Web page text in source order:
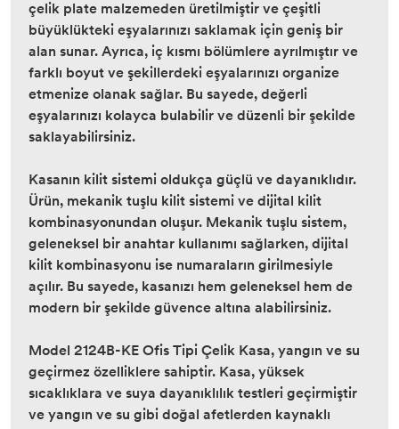
çelik plate malzemeden üretilmiştir ve çeşitli
büyüklükteki eşyalarınızı saklamak için geniş bir
alan sunar. Ayrıca, iç kısmı bölümlere ayrılmıştır ve
farklı boyut ve şekillerdeki eşyalarınızı organize
etmenize olanak sağlar. Bu sayede, değerli
eşyalarınızı kolayca bulabilir ve düzenli bir şekilde
saklayabilirsiniz.
Kasanın kilit sistemi oldukça güçlü ve dayanıklıdır.
Ürün, mekanik tuşlu kilit sistemi ve dijital kilit
kombinasyonundan oluşur. Mekanik tuşlu sistem,
geleneksel bir anahtar kullanımı sağlarken, dijital
kilit kombinasyonu ise numaraların girilmesiyle
açılır. Bu sayede, kasanızı hem geleneksel hem de
modern bir şekilde güvence altına alabilirsiniz.
Model 2124B-KE Ofis Tipi Çelik Kasa, yangın ve su
geçirmez özelliklere sahiptir. Kasa, yüksek
sıcaklıklara ve suya dayanıklılık testleri geçirmiştir
ve yangın ve su gibi doğal afetlerden kaynaklı